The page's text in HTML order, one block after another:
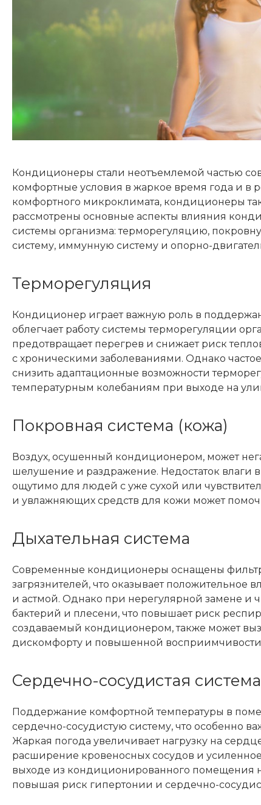
Кондиционеры стали неотъемлемой частью
комфортные условия в жаркое время года и в
комфортного микроклимата, кондиционеры
рассмотрены основные аспекты влияния
системы организма: терморегуляцию,
систему, иммунную систему и опорно-
Терморегуляция
Кондиционер играет важную роль в
облегчает работу системы терморегуляции
предотвращает перегрев и снижает риск
с хроническими заболеваниями. Однако
снизить адаптационные возможности
температурным колебаниям при выходе на
Покровная система (кожа)
Воздух, осушенный кондиционером, может
шелушение и раздражение. Недостаток влаги
ощутимо для людей с уже сухой или
и увлажняющих средств для кожи может
Дыхательная система
Современные кондиционеры оснащены
загрязнителей, что оказывает
и астмой. Однако при нерегулярной замене и
бактерий и плесени, что повышает риск
создаваемый кондиционером, также может
дискомфорту и повышенной
Сердечно-сосудистая система
Поддержание комфортной температуры в
сердечно-сосудистую систему, что особенно
Жаркая погода увеличивает нагрузку на
расширение кровеносных сосудов и
выходе из кондиционированного помещения
повышая риск гипертонии и сердечно-